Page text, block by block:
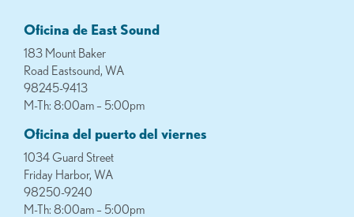
Oficina de East Sound
183 Mount Baker
Road Eastsound, WA
98245-9413
M-Th: 8:00am – 5:00pm
Oficina del puerto del viernes
1034 Guard Street
Friday Harbor, WA
98250-9240
M-Th: 8:00am – 5:00pm